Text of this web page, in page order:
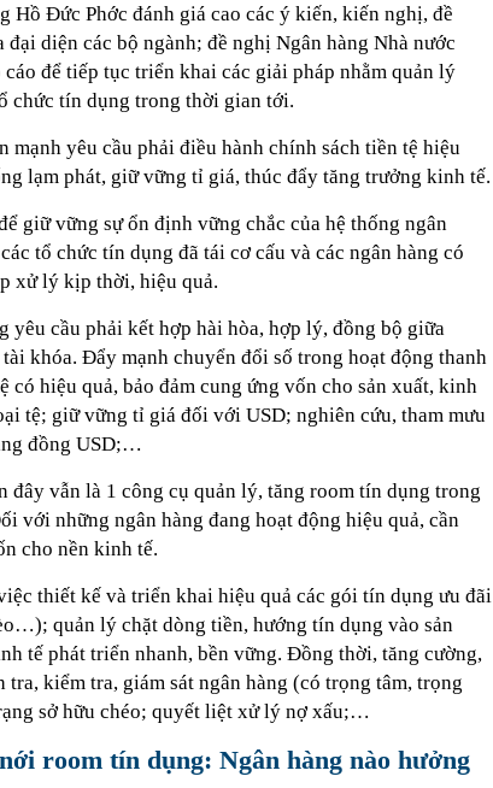
Hồ Đức Phớc đánh giá cao các ý kiến, kiến nghị, đề
diện các bộ ngành; đề nghị Ngân hàng Nhà nước
để tiếp tục triển khai các giải pháp nhằm quản lý
chức tín dụng trong thời gian tới.
mạnh yêu cầu phải điều hành chính sách tiền tệ hiệu
lạm phát, giữ vững tỉ giá, thúc đẩy tăng trưởng kinh tế.
giữ vững sự ổn định vững chắc của hệ thống ngân
tổ chức tín dụng đã tái cơ cấu và các ngân hàng có
xử lý kịp thời, hiệu quả.
yêu cầu phải kết hợp hài hòa, hợp lý, đồng bộ giữa
khóa. Đẩy mạnh chuyển đổi số trong hoạt động thanh
có hiệu quả, bảo đảm cung ứng vốn cho sản xuất, kinh
tệ; giữ vững tỉ giá đối với USD; nghiên cứu, tham mưu
đồng USD;…
đây vẫn là 1 công cụ quản lý, tăng room tín dụng trong
với những ngân hàng đang hoạt động hiệu quả, cần
cho nền kinh tế.
thiết kế và triển khai hiệu quả các gói tín dụng ưu đãi
quản lý chặt dòng tiền, hướng tín dụng vào sản
tế phát triển nhanh, bền vững. Đồng thời, tăng cường,
tra, kiểm tra, giám sát ngân hàng (có trọng tâm, trọng
sở hữu chéo; quyết liệt xử lý nợ xấu;…
room tín dụng: Ngân hàng nào hưởng